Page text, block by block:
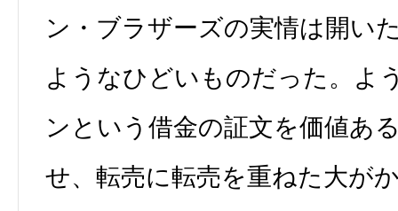
ン・ブラザーズの実情は開い
ようなひどいものだった。よ
ンという借金の証文を価値あ
せ、転売に転売を重ねた大が